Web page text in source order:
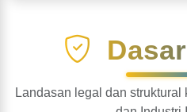
Landasan legal dan